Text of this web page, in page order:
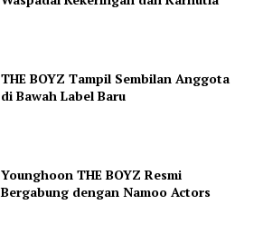
THE BOYZ Tampil Sembilan Anggota
di Bawah Label Baru
Younghoon THE BOYZ Resmi
Bergabung dengan Namoo Actors